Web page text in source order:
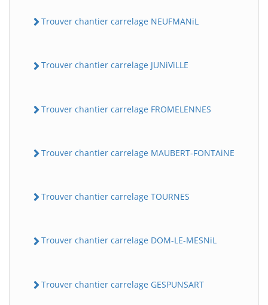
Trouver chantier carrelage NEUFMANiL
Trouver chantier carrelage JUNiViLLE
Trouver chantier carrelage FROMELENNES
Trouver chantier carrelage MAUBERT-FONTAiNE
Trouver chantier carrelage TOURNES
Trouver chantier carrelage DOM-LE-MESNiL
Trouver chantier carrelage GESPUNSART